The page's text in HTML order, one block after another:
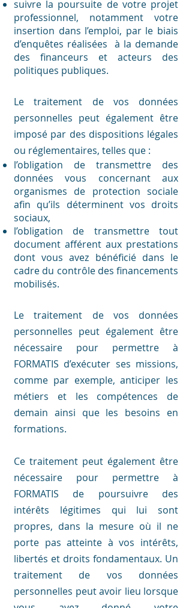
suivre la poursuite de votre projet
professionnel, notamment votre
insertion dans l’emploi, par le biais
d’enquêtes réalisées à la demande
des financeurs et acteurs des
politiques publiques.
Le traitement de vos données
personnelles peut également être
imposé par des dispositions légales
ou réglementaires, telles que :
l’obligation de transmettre des
données vous concernant aux
organismes de protection sociale
afin qu’ils déterminent vos droits
sociaux,
l’obligation de transmettre tout
document afférent aux prestations
dont vous avez bénéficié dans le
cadre du contrôle des financements
mobilisés.
Le traitement de vos données
personnelles peut également être
nécessaire pour permettre à
FORMATIS d’exécuter ses missions,
comme par exemple, anticiper les
métiers et les compétences de
demain ainsi que les besoins en
formations.
Ce traitement peut également être
nécessaire pour permettre à
FORMATIS de poursuivre des
intérêts légitimes qui lui sont
propres, dans la mesure où il ne
porte pas atteinte à vos intérêts,
libertés et droits fondamentaux. Un
traitement de vos données
personnelles peut avoir lieu lorsque